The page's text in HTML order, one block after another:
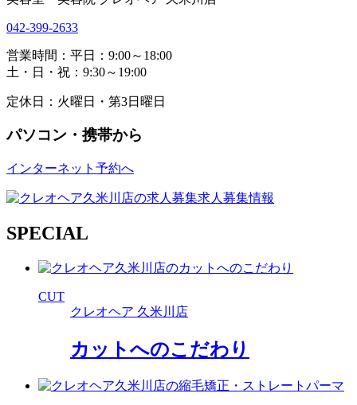
042-399-2633
営業時間：平日：9:00～18:00
土・日・祝：9:30～19:00
定休日：火曜日・第3日曜日
パソコン・携帯から
インターネット予約へ
求人募集情報
SPECIAL
CUT
クレオヘア 久米川店
カットへのこだわり